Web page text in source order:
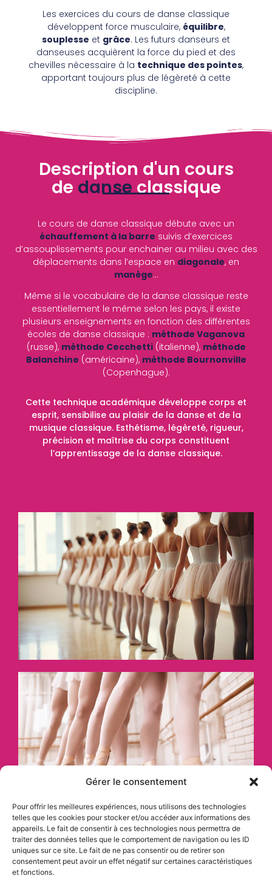
Gérer le consentement
Pour offrir les meilleures expériences, nous utilisons des technologies
telles que les cookies pour stocker et/ou accéder aux informations des
appareils. Le fait de consentir à ces technologies nous permettra de
traiter des données telles que le comportement de navigation ou les ID
uniques sur ce site. Le fait de ne pas consentir ou de retirer son
consentement peut avoir un effet négatif sur certaines caractéristiques
et fonctions.
Les exercices du cours de danse classique
développent force musculaire, équilibre,
souplesse et grâce. Les futurs danseurs et
danseuses acquièrent la force du pied et des
chevilles nécessaire à la technique des pointes,
apportant toujours plus de légèreté à cette
discipline.
Description d'un cours
de danseclassique
Le cours de danse classique débute avec un
échauffement à la barre suivis d’exercices
d’assouplissements pour enchainer au milieu avec des
déplacements dans l’espace en diagonale, en
manège…
Même si le vocabulaire de la danse classique reste
essentiellement le même selon les pays, il existe
plusieurs enseignements en fonction des différentes
écoles de danse classique : méthode Vaganova
(russe), méthode Cecchetti(italienne), méthode
Balanchine (américaine), méthode Bournonville
(Copenhague).
Cette technique académique développe corps et
esprit, sensibilise au plaisir de la danse et de la
musique classique. Esthétisme, légèreté, rigueur,
précision et maîtrise du corps constituent
l’apprentissage de la danse classique.